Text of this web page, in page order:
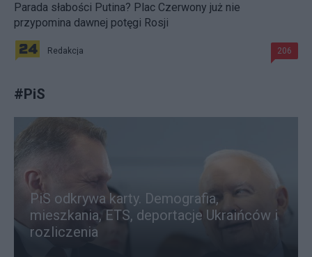
Parada słabości Putina? Plac Czerwony już nie
przypomina dawnej potęgi Rosji
Redakcja 206
#PiS
PiS odkrywa karty. Demografia,
mieszkania, ETS, deportacje Ukraińców i
rozliczenia